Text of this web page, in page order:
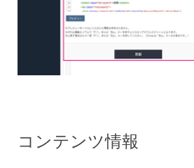
コンテンツ情報